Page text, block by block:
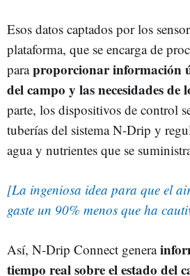
Esos datos captados por los
plataforma, que se encarga de
paraproporcionar información
del campo y las necesidades de
parte, los dispositivos de control
tuberías del sistema N-Drip y
agua y nutrientes que se
[La ingeniosa idea para que el
gaste un 90% menos que ha
Así, N-Drip Connect genera
tiempo real sobre el estado del